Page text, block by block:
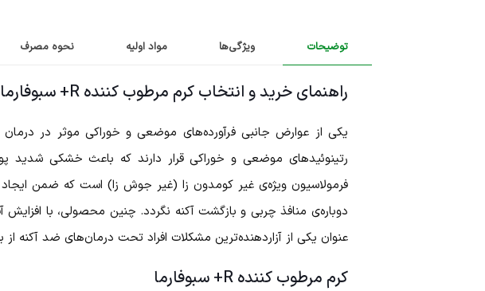
توضیحات ویژگی‌ها مواد اولیه نحوه مصرف
راهنمای خرید و انتخاب کرم مرطوب کننده R+ سبوفارما
یکی از عوارض جانبی فرآورده‌های موضعی و خوراکی موثر در
رتینوئیدهای موضعی و خوراکی قرار دارند که باعث خشکی
فرمولاسیون ویژه‌ی غیر کومدون زا (غیر جوش زا) است که ضمن
دوباره‌ی منافذ چربی و بازگشت آکنه نگردد. چنین محصولی، با
عنوان یکی از آزاردهنده‌ترین مشکلات افراد تحت درمان‌های ضد آکنه از
کرم مرطوب کننده R+ سبوفارما